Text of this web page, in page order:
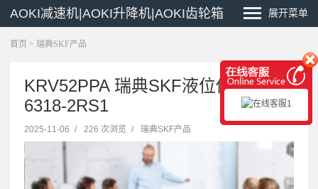
AOKI减速机|AOKI升降机|AOKI齿轮箱 展开菜单
首页 > 瑞典SKF产品
KRV52PPA 瑞典SKF液位传感器
6318-2RS1
2025-11-06 / 226 次浏览 / 瑞典SKF产品